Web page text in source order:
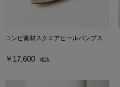
コンビ素材スクエアヒールパンプス
￥17,600 税込